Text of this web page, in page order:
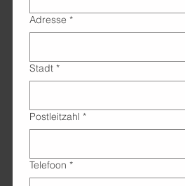
Adresse *
Stadt *
Postleitzahl *
Telefoon *